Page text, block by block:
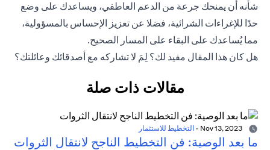
شأنه أن يمنحك جرعة من الدعم العاطفي، ويساعدك على وضع
حدًا للإغراءات الشرائية، فضلا عن تعزيز الإحساس بالمسؤولية،
مما يُساعدك على البقاء على المسار الصحيح.
هل كان هذا المقال مفيد لك؟ لِمَ لا تشاركه مع أصدقائك وعائلتك؟
مقالات ذات صلة
- التخطيط للاستثمار
ما بعد الوصية: فن التخطيط الناجح لانتقال الثروات